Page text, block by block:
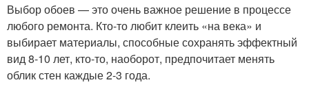
Выбор обоев — это очень важное решение в процессе
любого ремонта. Кто-то любит клеить «на века» и
выбирает материалы, способные сохранять эффектный
вид 8-10 лет, кто-то, наоборот, предпочитает менять
облик стен каждые 2-3 года.